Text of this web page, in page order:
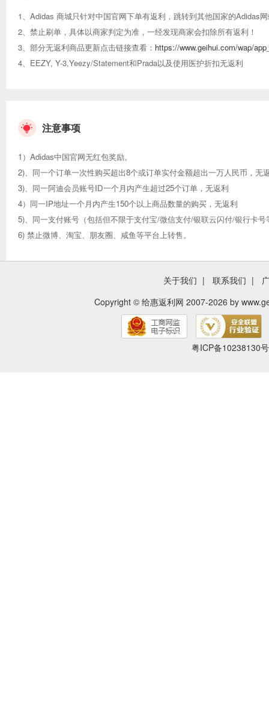
1、Adidas 商城只针对中国官网下单有返利，跳转到其他国家的Adidas
2、禁止刷单，具体以商家判定为准，一经发现商家会扣除所有返利！
3、部分无返利商品更新点击链接查看： https://www.geihui.com/wap/
4、EEZY, Y-3,Yeezy/Statement和Prada以及使用医护折扣无返利
注意事项
1）Adidas中国官网无红包奖励。
2)、同一个订单一次性购买超出8个或订单实付金额超出一万人民币，无
3)、同一阿迪会员账号ID一个月内产生超过25个订单，无返利
4）同一IP地址一个月内产生150个以上商品数量的购买，无返利
5)、同一支付账号（包括但不限于支付宝/微信支付/银联云闪付/银行卡
6) 禁止微博、淘宝、朋友圈、咸鱼等平台上转售。
关于我们 | 联系我们 |
Copyright © 给惠返利网 2007-2026 by
粤ICP备10238130号